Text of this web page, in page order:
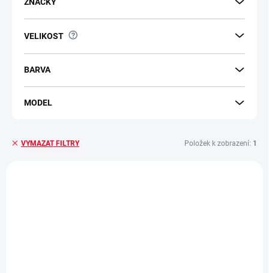
VELIKOST ?
BARVA
MODEL
VYMAZAT FILTRY Položek k zobrazení: 1